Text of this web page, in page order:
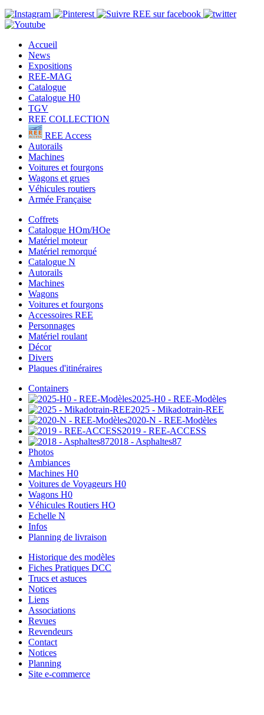
Accueil
News
Expositions
REE-MAG
Catalogue
Catalogue H0
TGV
REE COLLECTION
REE Access
Autorails
Machines
Voitures et fourgons
Wagons et grues
Véhicules routiers
Armée Française
Coffrets
Catalogue HOm/HOe
Matériel moteur
Matériel remorqué
Catalogue N
Autorails
Machines
Wagons
Voitures et fourgons
Accessoires REE
Personnages
Matériel roulant
Décor
Divers
Plaques d'itinéraires
Containers
2025-H0 - REE-Modèles
2025 - Mikadotrain-REE
2020-N - REE-Modèles
2019 - REE-ACCESS
2018 - Asphaltes87
Photos
Ambiances
Machines H0
Voitures de Voyageurs H0
Wagons H0
Véhicules Routiers HO
Echelle N
Infos
Planning de livraison
Historique des modèles
Fiches Pratiques DCC
Trucs et astuces
Notices
Liens
Associations
Revues
Revendeurs
Contact
Notices
Planning
Site e-commerce